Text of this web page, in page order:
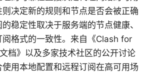
决定新的规则和节点是否会被正确
稳定性取决于服务端的节点健康、
阅格式的一致性。来自《Clash for
档》以及多家技术社区的公开讨论
用本地配置和远程订阅在高可用场